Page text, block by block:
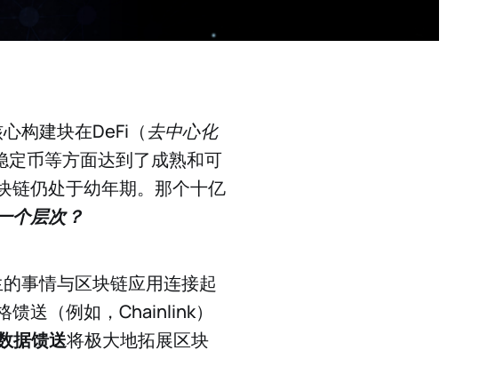
构建块在DeFi（去中心化
定币等方面达到了成熟和可
链仍处于幼年期。那个十亿
个层次？
事情与区块链应用连接起
送（例如，Chainlink）
据馈送将极大地拓展区块